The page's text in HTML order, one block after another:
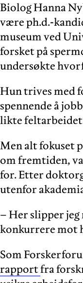
Biolog Hanna
være ph.d.-
museum ved
forsket på
undersøkte
Hun trives med
spennende å
likte
Men alt fokuset
om fremtiden,
for. Etter
utenfor
– Her slipper
konkurrere mot
Som
rapportfra